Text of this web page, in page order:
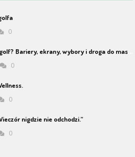
0
0
0
nigdzie nie odchodzi.”
0